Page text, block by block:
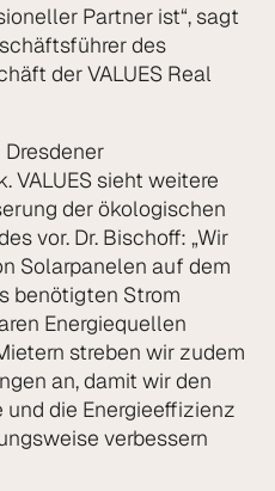
Partner ist“, sagt
des
der VALUES Real
VALUES sieht weitere
der ökologischen
vor. Dr. Bischoff: „Wir
Solarpanelen auf dem
benötigten Strom
Energiequellen
streben wir zudem
an, damit wir den
und die Energieeffizienz
verbessern